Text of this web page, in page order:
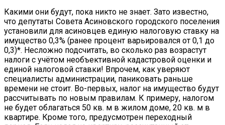
Какими они будут, пока никто не знает. Зато известно,
что депутаты Совета Асиновского городского поселения
установили для асиновцев единую налоговую ставку на
имущество 0,3% (ранее процент варьировался от 0,1 до
0,3)*. Несложно подсчитать, во сколько раз возрастут
налоги с учётом необъективной кадастровой оценки и
единой налоговой ставки! Впрочем, как уверяют
специалисты администрации, паниковать раньше
времени не стоит. Во-первых, налог на имущество будут
рассчитывать по новым правилам. К примеру, налогом
не будет облагаться 50 кв. м в жилом доме, 20 кв. м в
квартире. Кроме того, предусмотрен переходный